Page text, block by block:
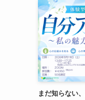
まだ知らない